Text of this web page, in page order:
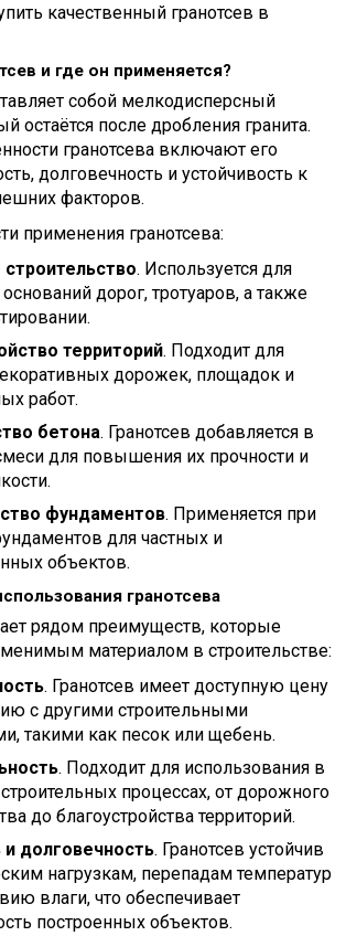
качественный гранотсев в
и где он применяется?
собой мелкодисперсный
остаётся после дробления гранита.
гранотсева включают его
долговечность и устойчивость к
факторов.
применения гранотсева:
. Используется для
оснований дорог, тротуаров, а также
территорий. Подходит для
дорожек, площадок и
работ.
бетона. Гранотсев добавляется в
для повышения их прочности и
фундаментов. Применяется при
для частных и
объектов.
гранотсева
рядом преимуществ, которые
материалом в строительстве:
. Гранотсев имеет доступную цену
с другими строительными
такими как песок или щебень.
. Подходит для использования в
процессах, от дорожного
до благоустройства территорий.
и долговечность. Гранотсев устойчив
нагрузкам, перепадам температур
влаги, что обеспечивает
построенных объектов.